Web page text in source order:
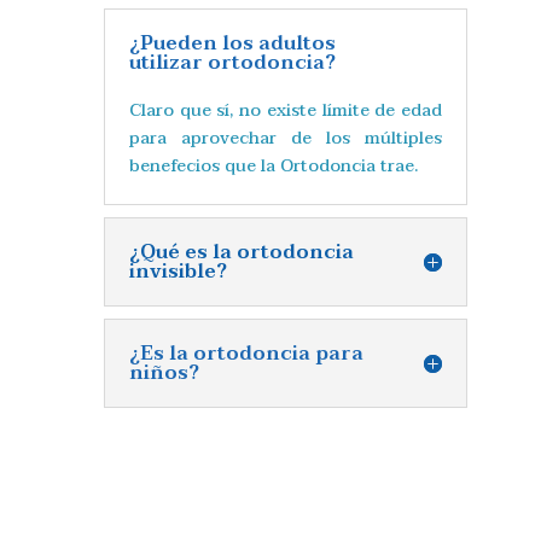
¿Pueden los adultos
utilizar ortodoncia?
Claro que sí, no existe límite de edad
para aprovechar de los múltiples
benefecios que la Ortodoncia trae.
¿Qué es la ortodoncia
invisible?
¿Es la ortodoncia para
niños?